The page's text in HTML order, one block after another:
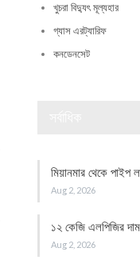
খুচরা বিদ্যুৎ মূল্যহার
গ্যাস এরট্যারিফ
কনডেনসেট
মিয়ানমার থেকে পাইপ
Aug 2, 2026
১২ কেজি এলপিজির দাম
Aug 2, 2026